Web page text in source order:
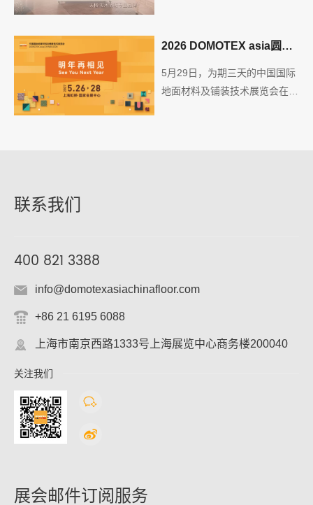
2026 DOMOTEX asia圆满
落幕，感恩每一次如约而
至，明年再续虹桥之约
5月29日，为期三天的中国国际
地面材料及铺装技术展览会在上
联系我们
400 821 3388
info@domotexasiachinafloor.com
+86 21 6195 6088
上海市南京西路1333号上海展览中心商务楼200040
关注我们
展会邮件订阅服务